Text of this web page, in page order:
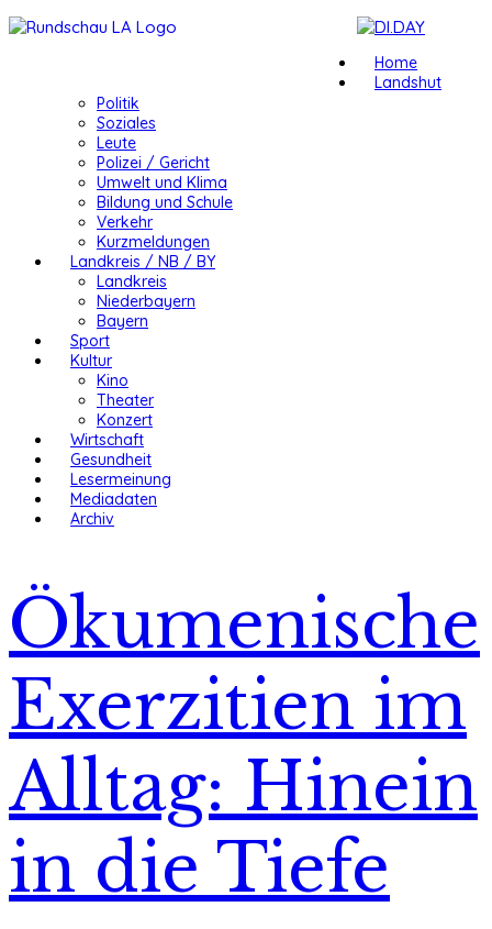
Home
Landshut
Politik
Soziales
Leute
Polizei / Gericht
Umwelt und Klima
Bildung und Schule
Verkehr
Kurzmeldungen
Landkreis / NB / BY
Landkreis
Niederbayern
Bayern
Sport
Kultur
Kino
Theater
Konzert
Wirtschaft
Gesundheit
Lesermeinung
Mediadaten
Archiv
Ökumenische
Exerzitien im
Alltag: Hinein
in die Tiefe